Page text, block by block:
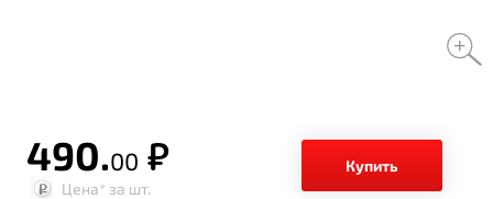
490.00 р.
Купить
Цена* за шт.